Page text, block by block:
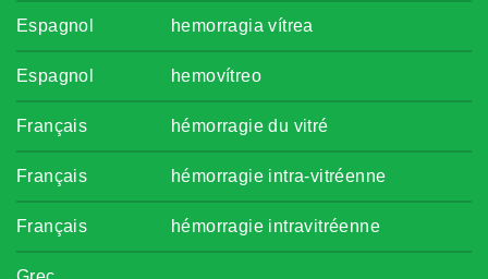
Espagnol hemorragia vítrea
Espagnol hemovítreo
Français hémorragie du vitré
Français hémorragie intra-vitréenne
Français hémorragie intravitréenne